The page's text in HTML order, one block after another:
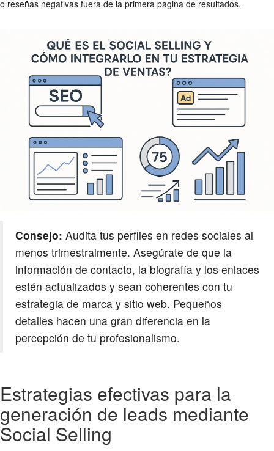
o reseñas negativas fuera de la primera página de resultados.
Consejo: Audita tus perfiles en redes sociales al
menos trimestralmente. Asegúrate de que la
información de contacto, la biografía y los enlaces
estén actualizados y sean coherentes con tu
estrategia de marca y sitio web. Pequeños
detalles hacen una gran diferencia en la
percepción de tu profesionalismo.
Estrategias efectivas para la
generación de leads mediante
Social Selling